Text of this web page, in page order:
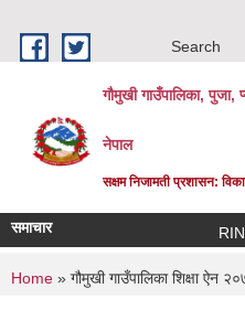
Search
गौमुखी गाउँपालिका, पुजा,
नेपाल
सक्षम निजामती प्रशासन:
समाचार
You are here
Home » गौमुखी गाउँपालिका शिक्षा ऐन